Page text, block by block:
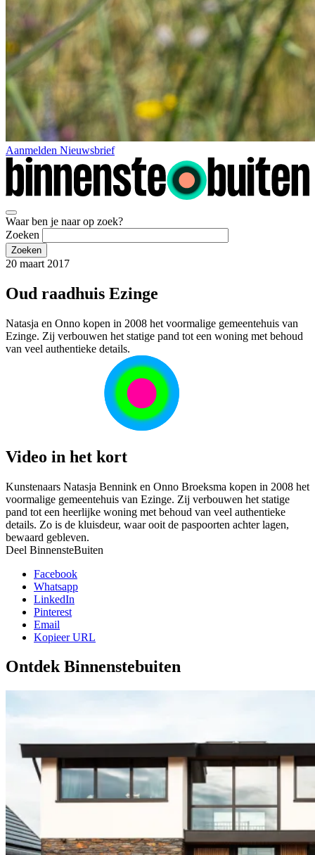
Aanmelden Nieuwsbrief
Waar ben je naar op zoek?
Zoeken
20 maart 2017
Oud raadhuis Ezinge
Natasja en Onno kopen in 2008 het voormalige gemeentehuis van
Ezinge. Zij verbouwen het statige pand tot een woning met behoud
van veel authentieke details.
Video in het kort
Kunstenaars Natasja Bennink en Onno Broeksma kopen in 2008 het
voormalige gemeentehuis van Ezinge. Zij verbouwen het statige
pand tot een heerlijke woning met behoud van veel authentieke
details. Zo is de kluisdeur, waar ooit de paspoorten achter lagen,
bewaard gebleven.
Deel BinnensteBuiten
Facebook
Whatsapp
LinkedIn
Pinterest
Email
Kopieer URL
Ontdek Binnenstebuiten